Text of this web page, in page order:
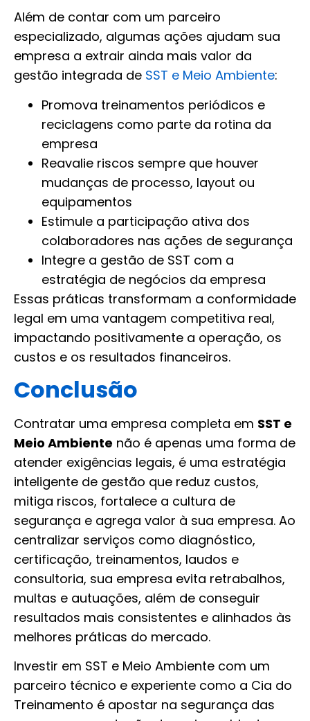
Além de contar com um parceiro
especializado, algumas ações ajudam sua
empresa a extrair ainda mais valor da
gestão integrada de SST e Meio Ambiente:
Promova treinamentos periódicos e
reciclagens como parte da rotina da
empresa
Reavalie riscos sempre que houver
mudanças de processo, layout ou
equipamentos
Estimule a participação ativa dos
colaboradores nas ações de segurança
Integre a gestão de SST com a
estratégia de negócios da empresa
Essas práticas transformam a conformidade
legal em uma vantagem competitiva real,
impactando positivamente a operação, os
custos e os resultados financeiros.
Conclusão
Contratar uma empresa completa em SST e
Meio Ambiente não é apenas uma forma de
atender exigências legais, é uma estratégia
inteligente de gestão que reduz custos,
mitiga riscos, fortalece a cultura de
segurança e agrega valor à sua empresa. Ao
centralizar serviços como diagnóstico,
certificação, treinamentos, laudos e
consultoria, sua empresa evita retrabalhos,
multas e autuações, além de conseguir
resultados mais consistentes e alinhados às
melhores práticas do mercado.
Investir em SST e Meio Ambiente com um
parceiro técnico e experiente como a Cia do
Treinamento é apostar na segurança das